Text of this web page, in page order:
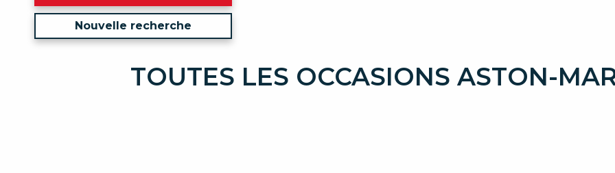
Nouvelle recherche
TOUTES LES OCCASIONS ASTON-